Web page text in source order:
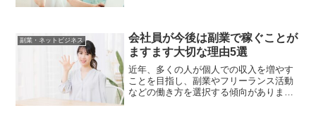
スクを抑えた副業を3つご...
副業・ネットビジネス
会社員が今後は副業で稼ぐことが
ますます大切な理由5選
近年、多くの人が個人での収入を増やす
ことを目指し、副業やフリーランス活動
などの働き方を選択する傾向がありま